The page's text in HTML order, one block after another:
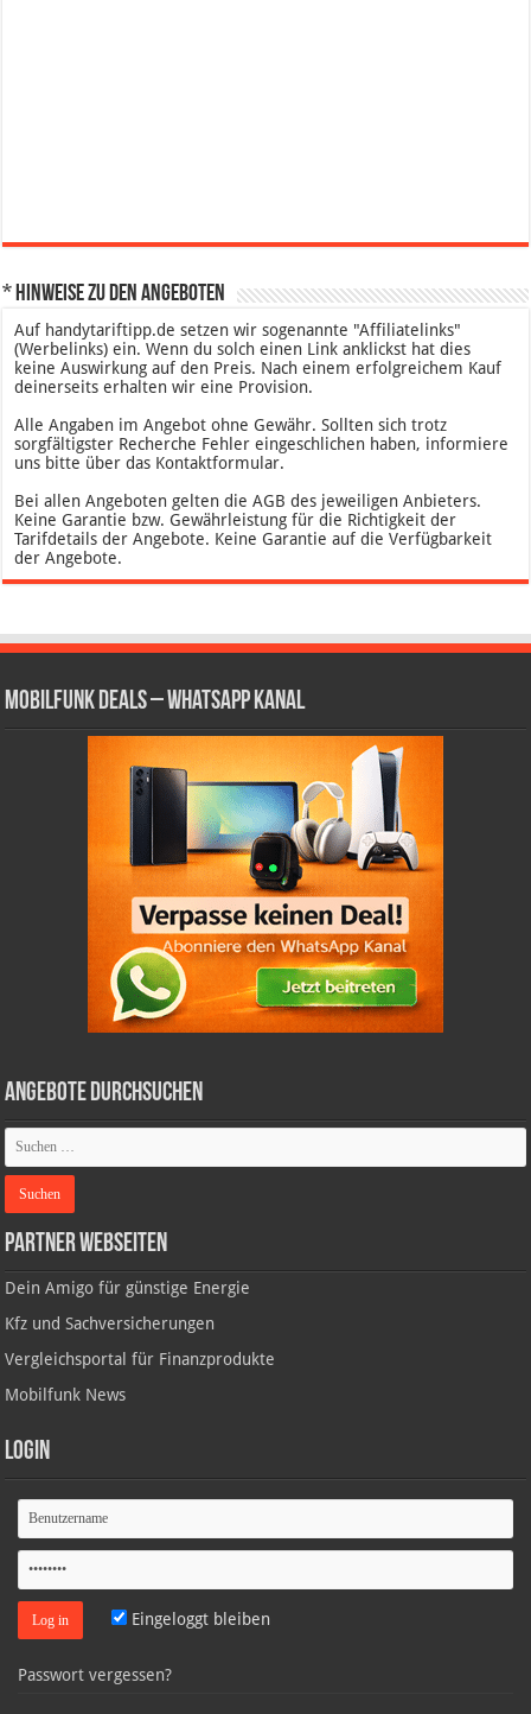
* Hinweise zu den Angeboten
Auf handytariftipp.de setzen wir sogenannte "Affiliatelinks"
(Werbelinks) ein. Wenn du solch einen Link anklickst hat dies
keine Auswirkung auf den Preis. Nach einem erfolgreichem Kauf
deinerseits erhalten wir eine Provision.
Alle Angaben im Angebot ohne Gewähr. Sollten sich trotz
sorgfältigster Recherche Fehler eingeschlichen haben, informiere
uns bitte über das Kontaktformular.
Bei allen Angeboten gelten die AGB des jeweiligen Anbieters.
Keine Garantie bzw. Gewährleistung für die Richtigkeit der
Tarifdetails der Angebote. Keine Garantie auf die Verfügbarkeit
der Angebote.
Mobilfunk Deals – WhatsApp Kanal
Angebote durchsuchen
Partner Webseiten
Dein Amigo für günstige Energie
Kfz und Sachversicherungen
Vergleichsportal für Finanzprodukte
Mobilfunk News
Login
Eingeloggt bleiben
Passwort vergessen?